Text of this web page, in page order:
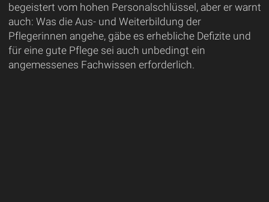
begeistert vom hohen Personalschlüssel, aber er warnt
auch: Was die Aus- und Weiterbildung der
Pflegerinnen angehe, gäbe es erhebliche Defizite und
für eine gute Pflege sei auch unbedingt ein
angemessenes Fachwissen erforderlich.